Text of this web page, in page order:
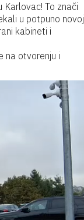
To znači
u potpuno novoj
kabineti i
na otvorenju i